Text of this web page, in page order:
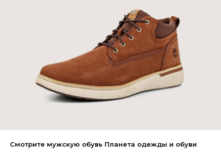
Смотрите мужскую обувь Планета одежды и обуви